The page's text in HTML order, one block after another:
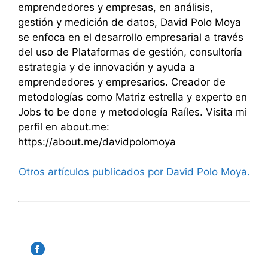
emprendedores y empresas, en análisis,
gestión y medición de datos, David Polo Moya
se enfoca en el desarrollo empresarial a través
del uso de Plataformas de gestión, consultoría
estrategia y de innovación y ayuda a
emprendedores y empresarios. Creador de
metodologías como Matriz estrella y experto en
Jobs to be done y metodología Raíles. Visita mi
perfil en about.me:
https://about.me/davidpolomoya
Otros artículos publicados por David Polo Moya.